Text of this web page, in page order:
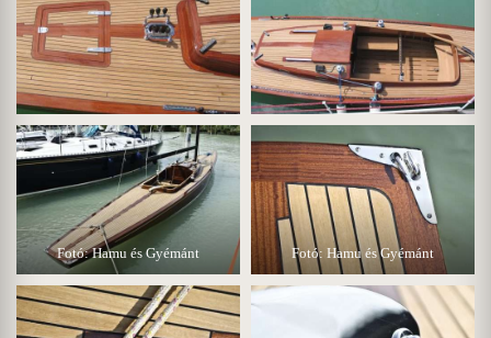
Fotó: Hamu és Gyémánt Fotó: Hamu és Gyémánt